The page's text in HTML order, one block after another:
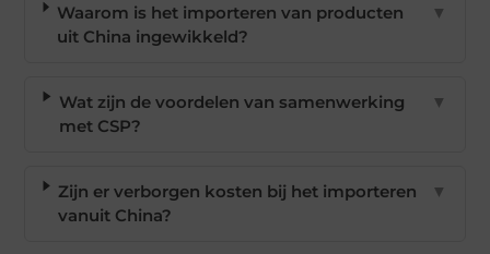
Waarom is het importeren van producten
uit China ingewikkeld?
▼
Wat zijn de voordelen van samenwerking
met CSP?
▼
Zijn er verborgen kosten bij het importeren
vanuit China?
▼